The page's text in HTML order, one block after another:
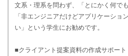
文系・理系を問わず、「とにかく何で
「非エンジニアだけどアプリケーショ
い」という学生にお勧めです。
■クライアント提案資料の作成サポート